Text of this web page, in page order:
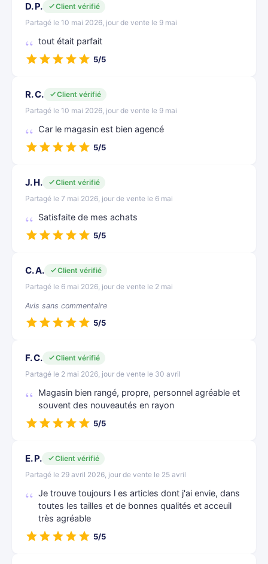
D. P.
Client vérifié
Partagé le 10 mai 2026, jour de vente le 9 mai
tout était parfait
5/5
R. C.
Client vérifié
Partagé le 10 mai 2026, jour de vente le 9 mai
Car le magasin est bien agencé
5/5
J. H.
Client vérifié
Partagé le 7 mai 2026, jour de vente le 6 mai
Satisfaite de mes achats
5/5
C. A.
Client vérifié
Partagé le 6 mai 2026, jour de vente le 2 mai
Avis sans commentaire
5/5
F. C.
Client vérifié
Partagé le 2 mai 2026, jour de vente le 30 avril
Magasin bien rangé, propre, personnel agréable et
souvent des nouveautés en rayon
5/5
E. P.
Client vérifié
Partagé le 29 avril 2026, jour de vente le 25 avril
Je trouve toujours l es articles dont j'ai envie, dans
toutes les tailles et de bonnes qualités et acceuil
très agréable
5/5